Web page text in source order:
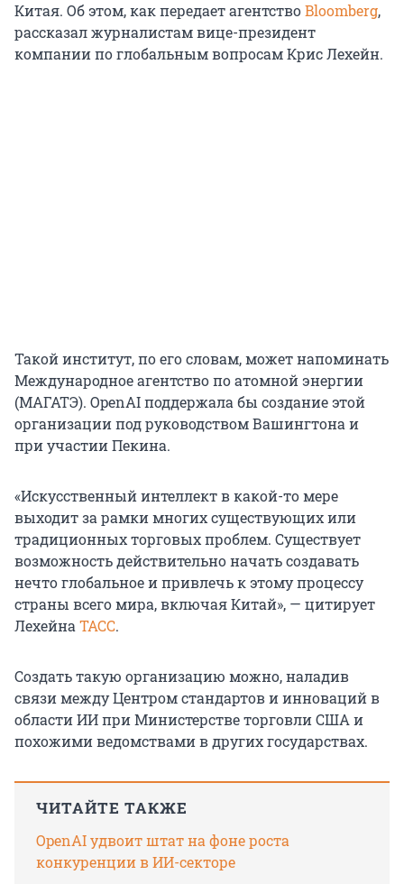
Китая. Об этом, как передает агентствоBloomberg,
рассказал журналистам вице-президент
компании по глобальным вопросам Крис Лехейн.
Такой институт, по его словам, может напоминать
Международное агентство по атомной энергии
(МАГАТЭ). OpenAI поддержала бы создание этой
организации под руководством Вашингтона и
при участии Пекина.
«Искусственный интеллект в какой-то мере
выходит за рамки многих существующих или
традиционных торговых проблем. Существует
возможность действительно начать создавать
нечто глобальное и привлечь к этому процессу
страны всего мира, включая Китай», — цитирует
ЛехейнаТАСС.
Создать такую организацию можно, наладив
связи между Центром стандартов и инноваций в
области ИИ при Министерстве торговли США и
похожими ведомствами в других государствах.
ЧИТАЙТЕ ТАКЖЕ
OpenAI удвоит штат на фоне роста
конкуренции в ИИ-секторе